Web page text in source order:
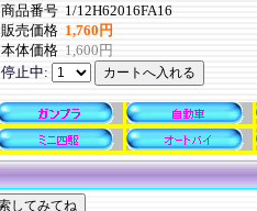
商品番号 1/12H62016FA16
販売価格 1,760円
本体価格 1,600円
停止中: